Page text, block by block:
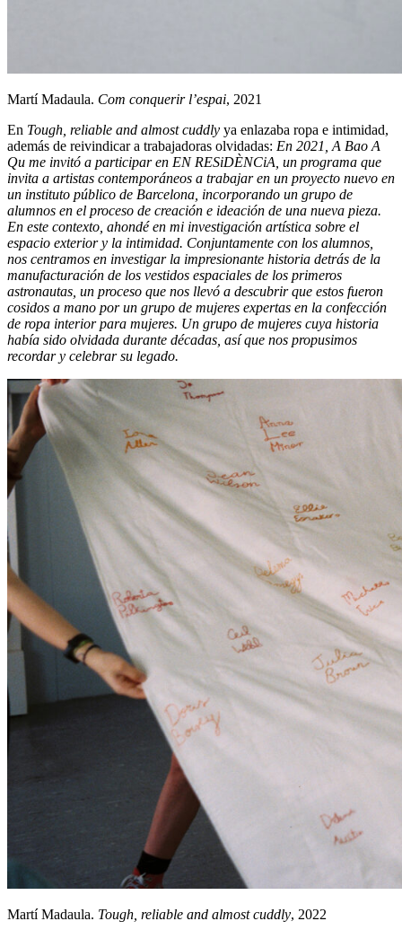
Martí Madaula. Com conquerir l’espai, 2021
En Tough, reliable and almost cuddly ya enlazaba ropa e intimidad,
además de reivindicar a trabajadoras olvidadas: En 2021, A Bao A
Qu me invitó a participar en EN RESiDÈNCiA, un programa que
invita a artistas contemporáneos a trabajar en un proyecto nuevo en
un instituto público de Barcelona, incorporando un grupo de
alumnos en el proceso de creación e ideación de una nueva pieza.
En este contexto, ahondé en mi investigación artística sobre el
espacio exterior y la intimidad. Conjuntamente con los alumnos,
nos centramos en investigar la impresionante historia detrás de la
manufacturación de los vestidos espaciales de los primeros
astronautas, un proceso que nos llevó a descubrir que estos fueron
cosidos a mano por un grupo de mujeres expertas en la confección
de ropa interior para mujeres. Un grupo de mujeres cuya historia
había sido olvidada durante décadas, así que nos propusimos
recordar y celebrar su legado.
Martí Madaula. Tough, reliable and almost cuddly, 2022